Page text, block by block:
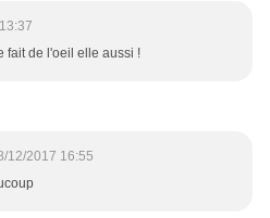
fait de l'oeil elle aussi !
12/2017 16:55